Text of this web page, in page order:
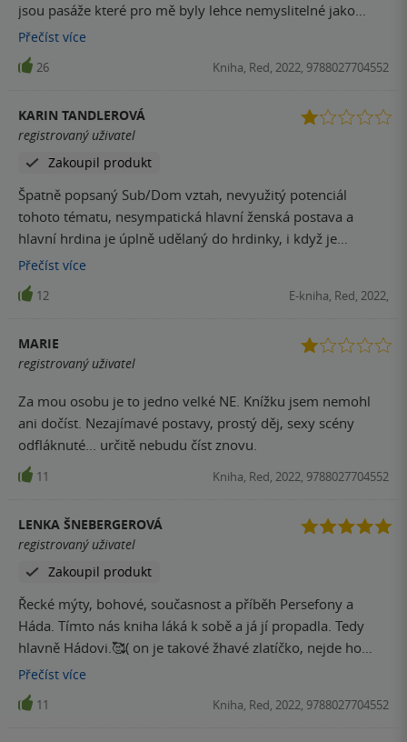
jsou pasáže které pro mě byly lehce nemyslitelné jako
sociální sítě a podobně 😂 Ale jinak se mi velmi líbila. A
rozhodně jsem ji nečetla naposledy.
Přečíst více
26 Kniha, Red, 2022, 9788027704552
KARIN TANDLEROVÁ
registrovaný uživatel
Zakoupil produkt
Špatně popsaný Sub/Dom vztah, nevyužitý potenciál
tohoto tématu, nesympatická hlavní ženská postava a
hlavní hrdina je úplně udělaný do hrdinky, i když je
popisován jako "strašák" celého Olympu.
Přečíst více
12 E-kniha, Red, 2022,
MARIE
registrovaný uživatel
Za mou osobu je to jedno velké NE. Knížku jsem nemohl
ani dočíst. Nezajímavé postavy, prostý děj, sexy scény
odfláknuté... určitě nebudu číst znovu.
11 Kniha, Red, 2022, 9788027704552
LENKA ŠNEBERGEROVÁ
registrovaný uživatel
Zakoupil produkt
Řecké mýty, bohové, současnost a příběh Persefony a
Háda. Tímto nás kniha láká k sobě a já jí propadla. Tedy
hlavně Hádovi.🥰( on je takové žhavé zlatíčko, nejde ho
nemilovat) 💜💜💜 Na začátku tu máme samozřejmě menší
seznámení se světem a jeho postavami z pohledu
Persefony na jednom z pompézních večírků. Ovšem
Přečíst více
11 Kniha, Red, 2022, 9788027704552